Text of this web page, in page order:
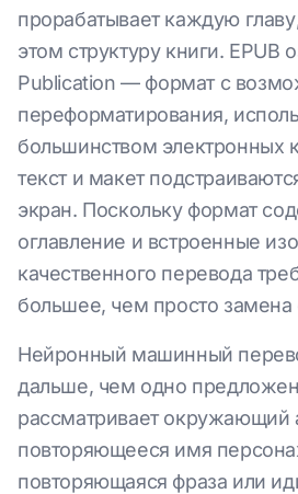
прорабатывает каждую
этом структуру книги. EPUB
Publication — формат с
переформатирования,
большинством электронных
текст и макет
экран. Поскольку формат
оглавление и встроенные
качественного перевода
большее, чем просто
Нейронный машинный
дальше, чем одно
рассматривает окружающий
повторяющееся имя
повторяющаяся фраза или